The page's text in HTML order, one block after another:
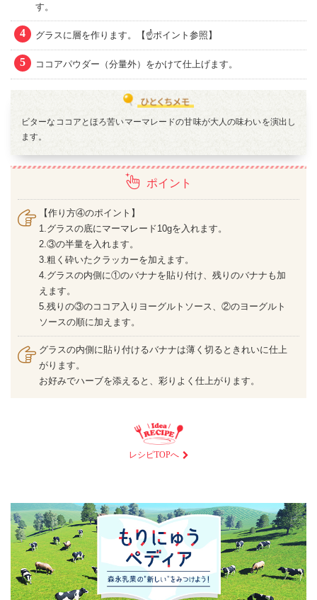
す。
4 グラスに層を作ります。【☝ポイント参照】
5 ココアパウダー（分量外）をかけて仕上げます。
ビターなココアとほろ苦いマーマレードの甘味が大人の味わいを演出し
ます。
ポイント
【作り方④のポイント】
1.グラスの底にマーマレード10gを入れます。
2.③の半量を入れます。
3.粗く砕いたクラッカーを加えます。
4.グラスの内側に①のバナナを貼り付け、残りのバナナも加
えます。
5.残りの③のココア入りヨーグルトソース、②のヨーグルト
ソースの順に加えます。
グラスの内側に貼り付けるバナナは薄く切るときれいに仕上
がります。
お好みでハーブを添えると、彩りよく仕上がります。
レシピTOPへ